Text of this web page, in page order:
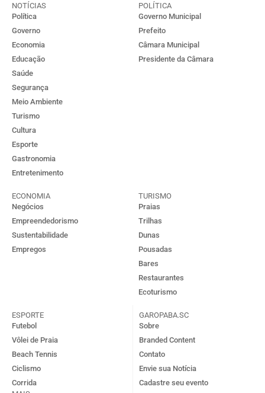
NOTÍCIAS
Política
Governo
Economia
Educação
Saúde
Segurança
Meio Ambiente
Turismo
Cultura
Esporte
Gastronomia
Entretenimento
POLÍTICA
Governo Municipal
Prefeito
Câmara Municipal
Presidente da Câmara
ECONOMIA
Negócios
Empreendedorismo
Sustentabilidade
Empregos
TURISMO
Praias
Trilhas
Dunas
Pousadas
Bares
Restaurantes
Ecoturismo
ESPORTE
Futebol
Vôlei de Praia
Beach Tennis
Ciclismo
Corrida
GAROPABA.SC
Sobre
Branded Content
Contato
Envie sua Notícia
Cadastre seu evento